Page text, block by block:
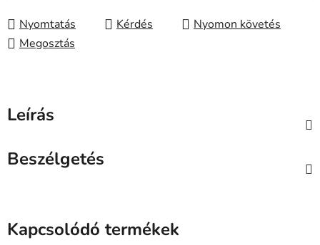
Nyomtatás
Kérdés
Nyomon követés
Megosztás
Leírás
Beszélgetés
Kapcsolódó termékek